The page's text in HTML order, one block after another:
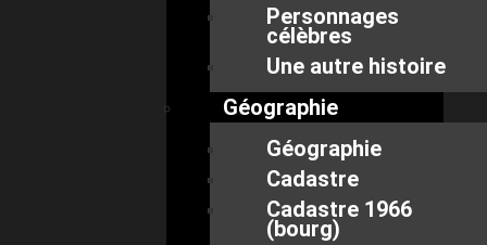
Personnages
célèbres
Une autre histoire
Géographie
Géographie
Cadastre
Cadastre 1966
(bourg)